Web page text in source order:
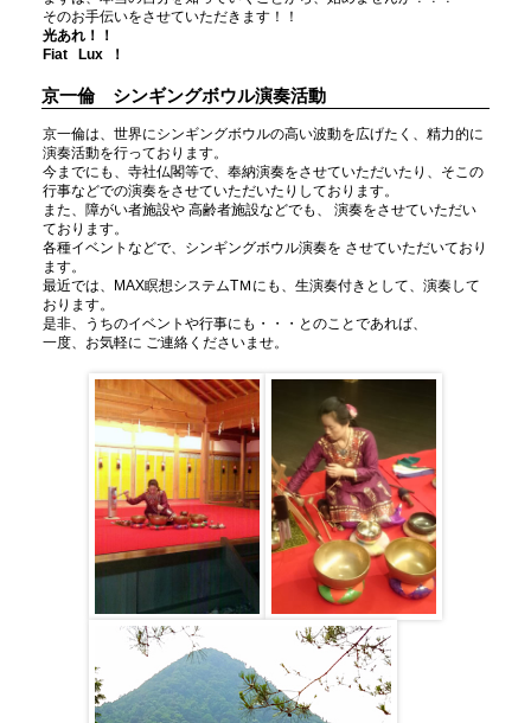
そのお手伝いをさせていただきます！！
光あれ！！
Fiat Lux ！
京一倫 シンギングボウル演奏活動
京一倫は、世界にシンギングボウルの高い波動を広げたく、精力的に
演奏活動を行っております。
今までにも、寺社仏閣等で、奉納演奏をさせていただいたり、そこの
行事などでの演奏をさせていただいたりしております。
また、障がい者施設や 高齢者施設などでも、 演奏をさせていただい
ております。
各種イベントなどで、シンギングボウル演奏を させていただいており
ます。
最近では、MAX瞑想システムTＭにも、生演奏付きとして、演奏して
おります。
是非、うちのイベントや行事にも・・・とのことであれば、
一度、お気軽に ご連絡くださいませ。